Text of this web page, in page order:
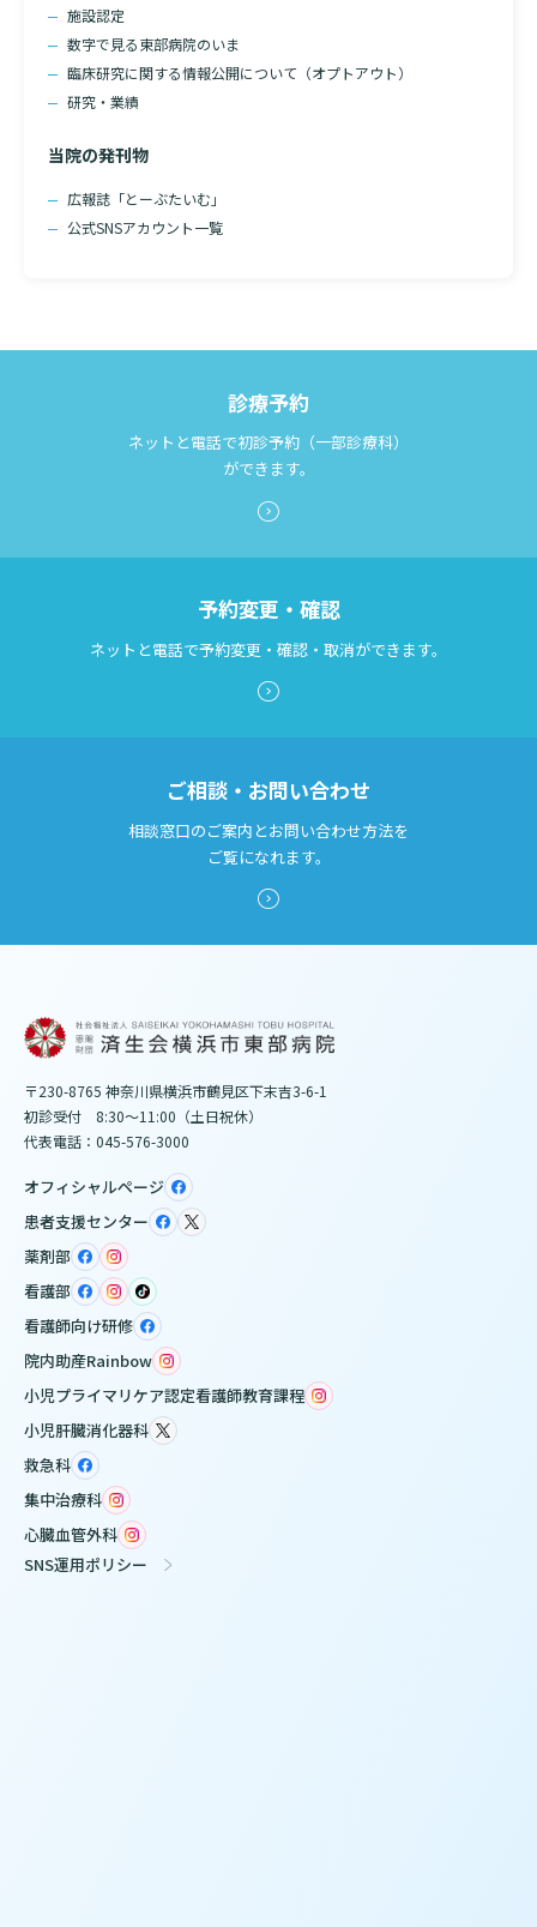
施設認定
数字で見る東部病院のいま
臨床研究に関する情報公開について（オプトアウト）
研究・業績
当院の発刊物
広報誌「とーぶたいむ」
公式SNSアカウント一覧
診療予約
ネットと電話で初診予約（一部診療科）
ができます。
予約変更・確認
ネットと電話で予約変更・確認・取消ができます。
ご相談・お問い合わせ
相談窓口のご案内とお問い合わせ方法を
ご覧になれます。
〒230-8765 神奈川県横浜市鶴見区下末吉3-6-1
初診受付 8:30～11:00（土日祝休）
代表電話：045-576-3000
オフィシャルページ
患者支援センター
薬剤部
看護部
看護師向け研修
院内助産Rainbow
小児プライマリケア認定看護師教育課程
小児肝臓消化器科
救急科
集中治療科
心臓血管外科
SNS運用ポリシー